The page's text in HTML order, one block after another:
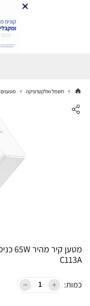
חשמל ואלקטרוניקה מטענים
C113A
כמות: